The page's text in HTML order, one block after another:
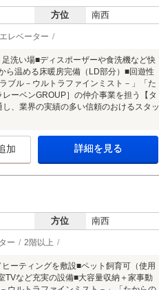
方位 南西
エレベーター
洗い場■ディスポーザーや食洗機など快
ら温める床暖房完備（LD部分）■回遊性
ブル－ウルトラファインミスト－」「た
ーベンGROUP］の仲介事業を担う【タ
、業界の実績の多い信頼のおけるスタッ
加 詳細を見る
方位 南西
ー 2階以上
ーティングを敷設■ペット飼育可（使用
TVなど充実の設備■大容量収納＋家事動